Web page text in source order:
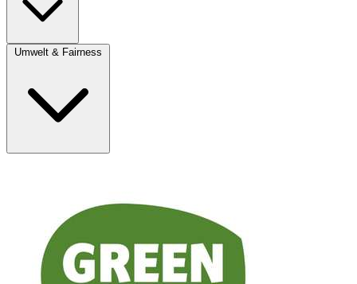
Umwelt & Fairness